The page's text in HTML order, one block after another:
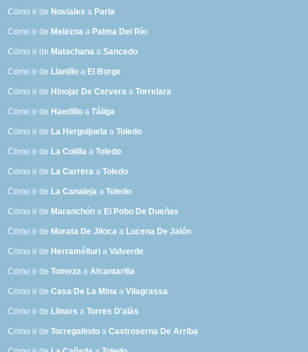
Cómo ir de Noviales a Parla
Cómo ir de Melezna a Palma Del Río
Cómo ir de Matachana aSancedo
Cómo ir de Llanillo a El Borge
Cómo ir de Hinojar De Cervera aTorrelara
Cómo ir de Haedillo aTáliga
Cómo ir de La Herguijuela aToledo
Cómo ir de La Colilla aToledo
Cómo ir de La Carrera aToledo
Cómo ir de La Canaleja aToledo
Cómo ir de Maranchón a El Pobo De Dueñas
Cómo ir de Morata De Jiloca a Lucena De Jalón
Cómo ir de Herramélluri aValverde
Cómo ir deTomeza aAlcantarilla
Cómo ir deCasa De La Mina aVilagrassa
Cómo ir de Llinars aTorres D'alàs
Cómo ir deTorregalindo aCastroserna De Arriba